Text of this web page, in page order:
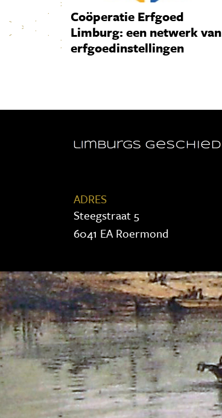
Coöperatie Erfgoed
Limburg: een netwerk van
erfgoedinstellingen
ADRES
Steegstraat 5
6041 EA Roermond